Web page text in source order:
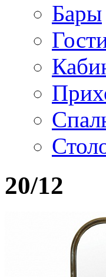
Бары
20/12